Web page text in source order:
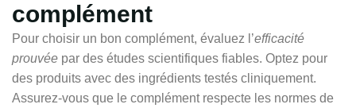
complément
Pour choisir un bon complément, évaluez l’efficacité
prouvée par des études scientifiques fiables. Optez pour
des produits avec des ingrédients testés cliniquement.
Assurez-vous que le complément respecte les normes de